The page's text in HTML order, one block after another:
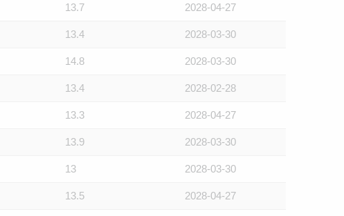
13.7 2028-04-27
13.4 2028-03-30
14.8 2028-03-30
13.4 2028-02-28
13.3 2028-04-27
13.9 2028-03-30
13 2028-03-30
13.5 2028-04-27